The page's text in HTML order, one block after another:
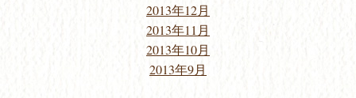
2013年12月
2013年11月
2013年10月
2013年9月